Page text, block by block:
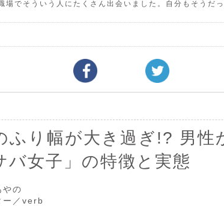
場でそういう人にたくさん出会いました。自分もそうだ
ふり幅が大き過ぎ!? 男性
バ女子」の特徴と実態
やの
ー／verb